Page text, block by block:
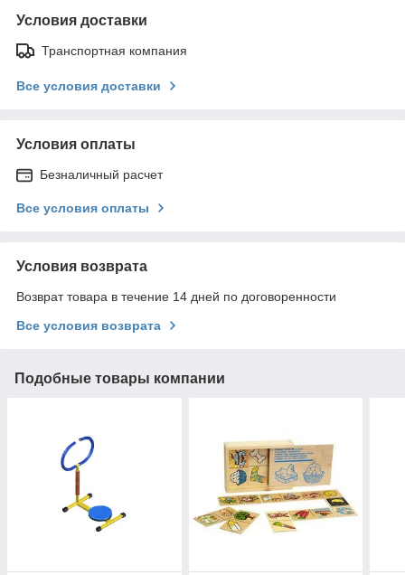
Условия доставки
Транспортная компания
Все условия доставки
Условия оплаты
Безналичный расчет
Все условия оплаты
Условия возврата
Возврат товара в течение 14 дней по договоренности
Все условия возврата
Подобные товары компании